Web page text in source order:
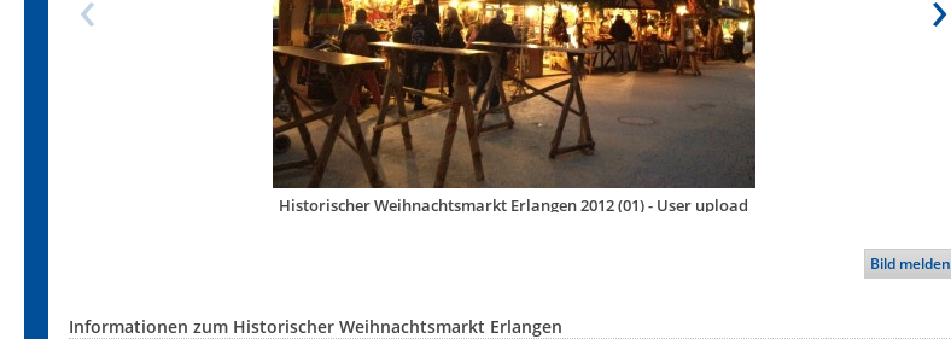
Historischer Weihnachtsmarkt Erlangen 2012 (01) - User upload
Bild melden
Informationen zum Historischer Weihnachtsmarkt Erlangen